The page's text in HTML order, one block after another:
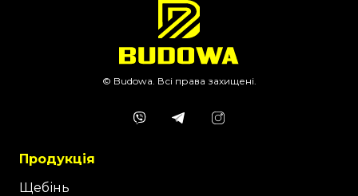
© Budowa. Всі права захищені.
Продукція
Щебінь